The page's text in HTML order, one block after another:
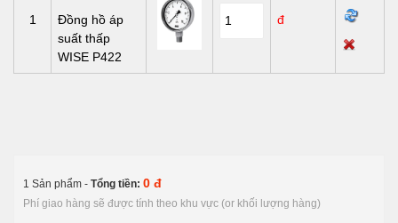
1
Đồng hồ áp
suất thấp
WISE P422
đ
1 Sản phẩm - Tổng tiền: 0 đ
Phí giao hàng sẽ được tính theo khu vực (or khối lượng hàng)